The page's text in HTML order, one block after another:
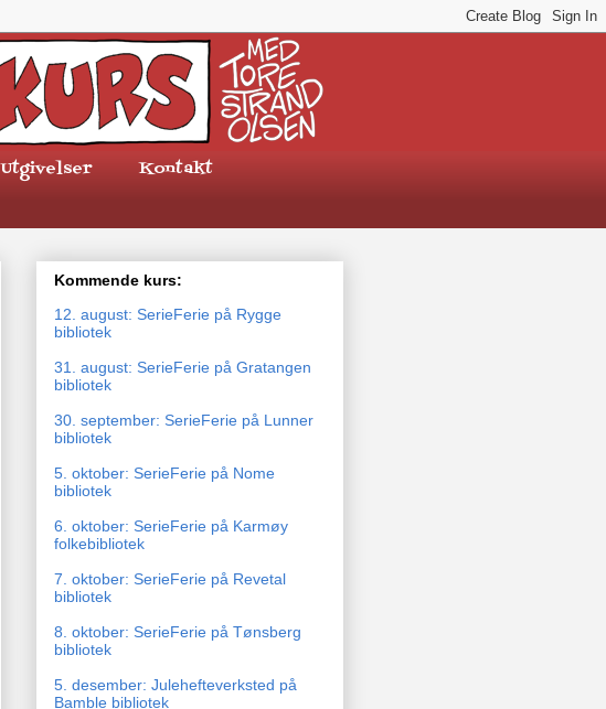
Utgivelser
Kontakt
Kommende kurs:
12. august: SerieFerie på Rygge
bibliotek
31. august: SerieFerie på Gratangen
bibliotek
30. september: SerieFerie på Lunner
bibliotek
5. oktober: SerieFerie på Nome
bibliotek
6. oktober: SerieFerie på Karmøy
folkebibliotek
7. oktober: SerieFerie på Revetal
bibliotek
8. oktober: SerieFerie på Tønsberg
bibliotek
5. desember: Julehefteverksted på
Bamble bibliotek